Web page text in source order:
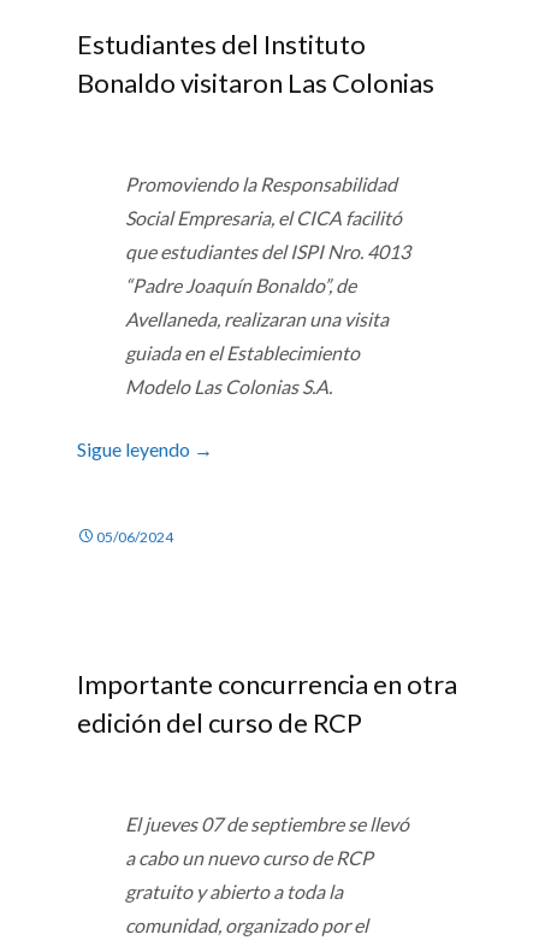
Estudiantes del Instituto
Bonaldo visitaron Las Colonias
Promoviendo la Responsabilidad
Social Empresaria, el CICA facilitó
que estudiantes del ISPI Nro. 4013
“Padre Joaquín Bonaldo”, de
Avellaneda, realizaran una visita
guiada en el Establecimiento
Modelo Las Colonias S.A.
Sigue leyendo →
05/06/2024
Importante concurrencia en otra
edición del curso de RCP
El jueves 07 de septiembre se llevó
a cabo un nuevo curso de RCP
gratuito y abierto a toda la
comunidad, organizado por el